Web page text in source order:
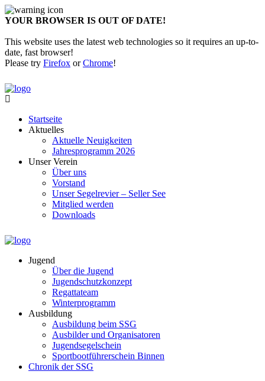
YOUR BROWSER IS OUT OF DATE!
This website uses the latest web technologies so it requires an up-to-
date, fast browser!
Please try Firefox orChrome!
Startseite
Aktuelles
Aktuelle Neuigkeiten
Jahresprogramm 2026
Unser Verein
Über uns
Vorstand
Unser Segelrevier – Seller See
Mitglied werden
Downloads
Jugend
Über die Jugend
Jugendschutzkonzept
Regattateam
Winterprogramm
Ausbildung
Ausbildung beim SSG
Ausbilder und Organisatoren
Jugendsegelschein
Sportbootführerschein Binnen
Chronik der SSG